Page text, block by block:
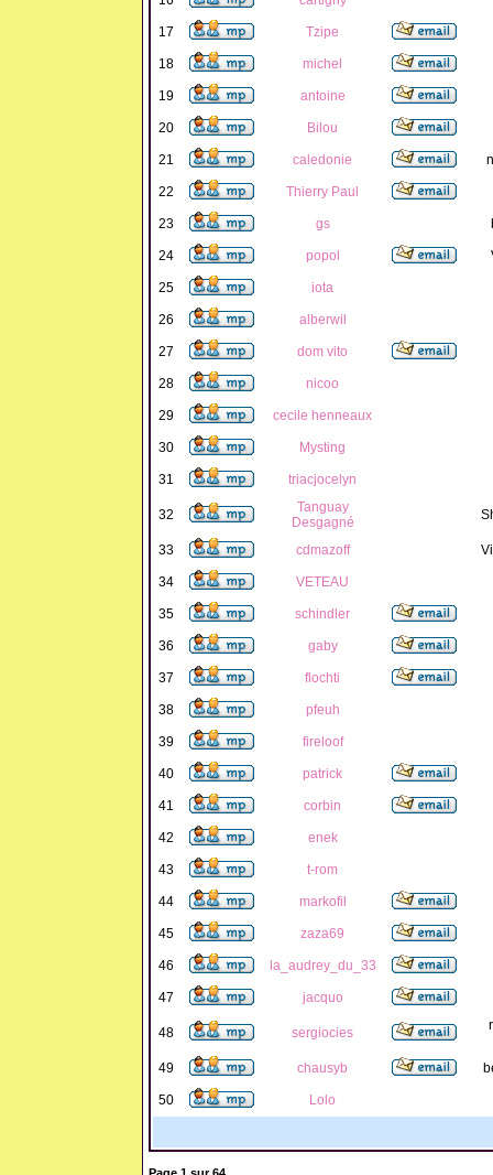
17 Tzipe
18 michel
19 antoine
20 Bilou
21 caledonie
22 Thierry Paul
23 gs
24 popol
25 iota
26 alberwil
27 dom vito
28 nicoo
29 cecile henneaux
30 Mysting
31 triacjocelyn
32
Tanguay
Desgagné
33 cdmazoff
34 VETEAU
35 schindler
36 gaby
37 flochti
38 pfeuh
39 fireloof
40 patrick
41 corbin
42 enek
43 t-rom
44 markofil
45 zaza69
46 la_audrey_du_33
47 jacquo
48 sergiocies
49 chausyb
50 Lolo